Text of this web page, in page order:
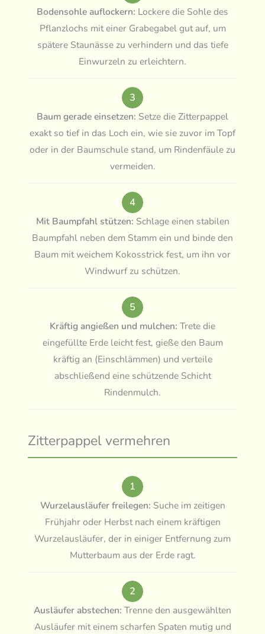
Bodensohle auflockern: Lockere die Sohle des
Pflanzlochs mit einer Grabegabel gut auf, um
spätere Staunässe zu verhindern und das tiefe
Einwurzeln zu erleichtern.
3
Baum gerade einsetzen: Setze die Zitterpappel
exakt so tief in das Loch ein, wie sie zuvor im Topf
oder in der Baumschule stand, um Rindenfäule zu
vermeiden.
4
Mit Baumpfahl stützen: Schlage einen stabilen
Baumpfahl neben dem Stamm ein und binde den
Baum mit weichem Kokosstrick fest, um ihn vor
Windwurf zu schützen.
5
Kräftig angießen und mulchen: Trete die
eingefüllte Erde leicht fest, gieße den Baum
kräftig an (Einschlämmen) und verteile
abschließend eine schützende Schicht
Rindenmulch.
Zitterpappel vermehren
1
Wurzelausläufer freilegen: Suche im zeitigen
Frühjahr oder Herbst nach einem kräftigen
Wurzelausläufer, der in einiger Entfernung zum
Mutterbaum aus der Erde ragt.
2
Ausläufer abstechen: Trenne den ausgewählten
Ausläufer mit einem scharfen Spaten mutig und